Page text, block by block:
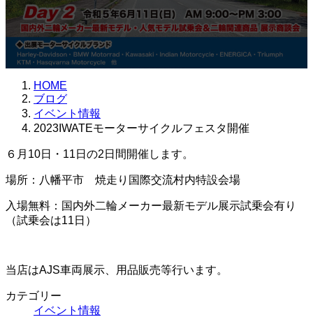
HOME
ブログ
イベント情報
2023IWATEモーターサイクルフェスタ開催
６月10日・11日の2日間開催します。
場所：八幡平市 焼走り国際交流村内特設会場
入場無料：国内外二輪メーカー最新モデル展示試乗会有り
（試乗会は11日）
当店はAJS車両展示、用品販売等行います。
カテゴリー
イベント情報